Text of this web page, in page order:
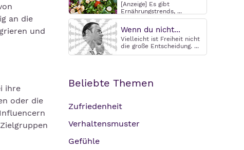
an die
und
ihre
oder die
[Anzeige] Es gibt
Ernährungstrends, ...
Wenn du nicht...
Vielleicht ist Freiheit nicht
die große Entscheidung. ...
Beliebte Themen
Zufriedenheit
Verhaltensmuster
Gefühle